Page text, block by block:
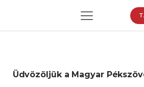
Üdvözöljük a Magyar